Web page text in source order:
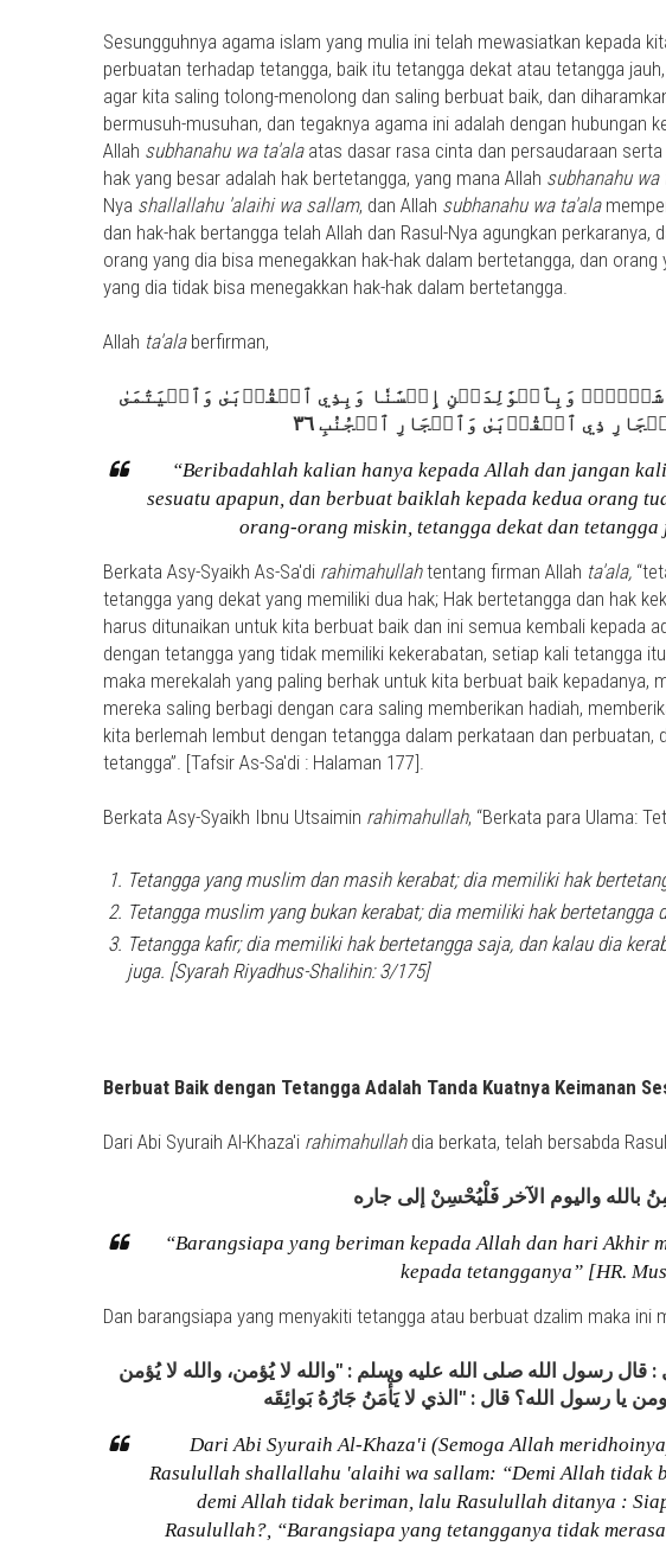
Sesungguhnya agama islam yang mulia ini telah mewasiatkan kepada
perbuatan terhadap tetangga, baik itu tetangga dekat atau tetangga
agar kita saling tolong-menolong dan saling berbuat baik, dan
bermusuh-musuhan, dan tegaknya agama ini adalah dengan hubungan
Allah subhanahu wa ta'ala atas dasar rasa cinta dan persaudaraan
hak yang besar adalah hak bertetangga, yang mana Allah subhanahu wa
Nya shallallahu 'alaihi wa sallam, dan Allah subhanahu wa ta'ala
dan hak-hak bertangga telah Allah dan Rasul-Nya agungkan perkaranya,
orang yang dia bisa menegakkan hak-hak dalam bertetangga, dan
yang dia tidak bisa menegakkan hak-hak dalam bertetangga.
Allah ta'ala berfirman,
شَيۡ‍ٔٗاۖ وَبِٱلۡوَٰلِدَيۡنِ إِحۡسَٰنٗا وَبِذِي ٱلۡقُرۡبَىٰ وَٱلۡيَتَٰمَىٰ
“Beribadahlah kalian hanya kepada Allah dan jangan
sesuatu apapun, dan berbuat baiklah kepada kedua orang
orang-orang miskin, tetangga dekat dan
Berkata Asy-Syaikh As-Sa'di rahimahullahtentang firman Allah ta'ala,
tetangga yang dekat yang memiliki dua hak; Hak bertetangga dan hak
harus ditunaikan untuk kita berbuat baik dan ini semua kembali kepada
dengan tetangga yang tidak memiliki kekerabatan, setiap kali tetangga
maka merekalah yang paling berhak untuk kita berbuat baik kepadanya,
mereka saling berbagi dengan cara saling memberikan hadiah,
kita berlemah lembut dengan tetangga dalam perkataan dan
tetangga”. [Tafsir As-Sa'di : Halaman 177].
Berkata Asy-Syaikh Ibnu Utsaimin rahimahullah, “Berkata para Ulama:
Tetangga yang muslim dan masih kerabat; dia memiliki hak
Tetangga muslim yang bukan kerabat; dia memiliki hak bertetangga
Tetangga kafir; dia memiliki hak bertetangga saja, dan kalau dia
juga. [Syarah Riyadhus-Shalihin: 3/175]
Berbuat Baik dengan Tetangga Adalah Tanda Kuatnya Keimanan
Dari Abi Syuraih Al-Khaza'i rahimahullahdia berkata, telah bersabda
بالله واليوم الآخر فَلْيُحْسِنْ إلى جاره
“Barangsiapa yang beriman kepada Allah dan hari Akhir
kepada tetangganya” [HR.
Dan barangsiapa yang menyakiti tetangga atau berbuat dzalim maka ini
رسول الله صلى الله عليه وسلم : "والله لا يُؤمن، والله لا يُؤمن
Dari Abi Syuraih Al-Khaza'i (Semoga Allah
Rasulullah shallallahu 'alaihi wa sallam: “Demi Allah tidak
demi Allah tidak beriman, lalu Rasulullah ditanya :
Rasulullah?, “Barangsiapa yang tetangganya tidak